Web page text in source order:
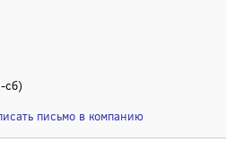
сб)
письмо в компанию